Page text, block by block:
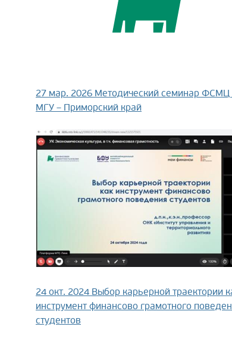
27 мар. 2026 Методический семинар
МГУ – Приморский край
24 окт. 2024 Выбор карьерной траектории
инструмент финансово грамотного
студентов